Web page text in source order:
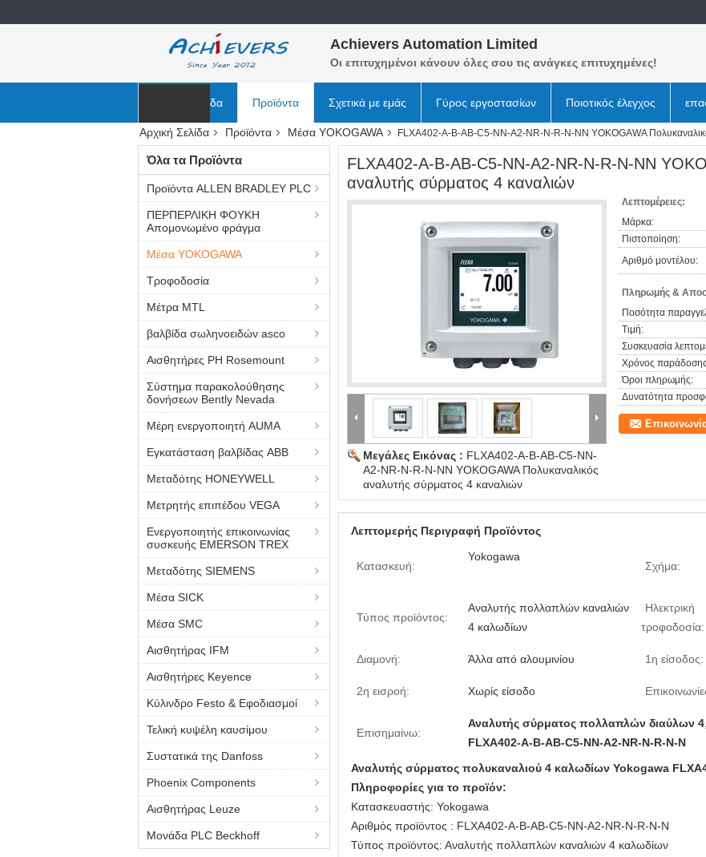
Achievers Automation Limited
Οι επιτυχημένοι κάνουν όλες σου τις ανάγκες επιτυχημένες!
Αρχική Σελίδα Προϊόντα Σχετικά με εμάς Γύρος εργοστασίων Ποιοτικός έλεγχος
Ειδήσεις
Αρχική Σελίδα Προϊόντα Μέσα YOKOGAWA FLXA402-A-B-AB-C5-NN-A2-NR-N-R-N-NN YOKOGAWA
Όλα τα Προϊόντα
Προϊόντα ALLEN BRADLEY PLC
ΠΕΡΠΕΡΛΙΚΗ ΦΟΥΚΗ
Απομονωμένο φράγμα
Μέσα YOKOGAWA
Τροφοδοσία
Μέτρα MTL
βαλβίδα σωληνοειδών asco
Αισθητήρες PH Rosemount
Σύστημα παρακολούθησης
δονήσεων Bently Nevada
Μέρη ενεργοποιητή AUMA
Εγκατάσταση βαλβίδας ABB
Μεταδότης HONEYWELL
Μετρητής επιπέδου VEGA
Ενεργοποιητής επικοινωνίας
συσκευής EMERSON TREX
Μεταδότης SIEMENS
Μέσα SICK
Μέσα SMC
Αισθητήρας IFM
Αισθητήρες Keyence
Κύλινδρο Festo & Εφοδιασμοί
Τελική κυψέλη καυσίμου
Συστατικά της Danfoss
Phoenix Components
Αισθητήρας Leuze
Μονάδα PLC Beckhoff
FLXA402-A-B-AB-C5-NN-A2-NR-N-R-N-NN
αναλυτής σύρματος 4 καναλιών
Μεγάλες Εικόνας : FLXA402-A-B-AB-C5-NN-
A2-NR-N-R-N-NN YOKOGAWA Πολυκαναλικός
αναλυτής σύρματος 4 καναλιών
Λεπτομέρειες:
Μάρκα:
Πιστοποίηση:
Αριθμό μοντέλου:
Πληρωμής &
Ποσότητα
Τιμή:
Συσκευασία
Χρόνος
Όροι πληρωμής:
Δυνατότητα
Λεπτομερής Περιγραφή Προϊόντος
Κατασκευή:
Yokogawa
Σχήμα:
Τύπος προϊόντος:
Αναλυτής πολλαπλών καναλιών
4 καλωδίων
Ηλεκτρική
τροφοδοσία:
Διαμονή: Άλλα από αλουμινίου 1η είσοδος:
2η εισροή: Χωρίς είσοδο
Επισημαίνω:
Αναλυτής σύρματος πολλαπλών διαύλων 4
FLXA402-A-B-AB-C5-NN-A2-NR-N-R-N-N
Αναλυτής σύρματος πολυκαναλιού 4 καλωδίων Yokogawa
Πληροφορίες για το προϊόν:
Κατασκευαστής: Yokogawa
Αριθμός προϊόντος : FLXA402-A-B-AB-C5-NN-A2-NR-N-R-N-N
Τύπος προϊόντος: Αναλυτής πολλαπλών καναλιών 4 καλωδίων